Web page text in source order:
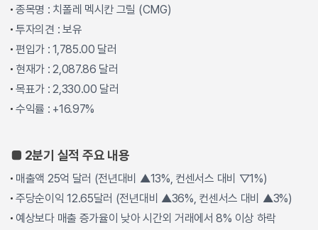
종목명 : 치폴레 멕시칸 그릴 (CMG)
투자의견 : 보유
편입가 : 1,785.00 달러
현재가 : 2,087.86 달러
목표가 : 2,330.00 달러
수익률 : +16.97%
■ 2분기 실적 주요 내용
매출액 25억 달러 (전년대비 ▲13%, 컨센서스 대비 ▽1%)
주당순이익 12.65달러 (전년대비 ▲36%, 컨센서스 대비 ▲3%)
예상보다 매출 증가율이 낮아 시간외 거래에서 8% 이상 하락